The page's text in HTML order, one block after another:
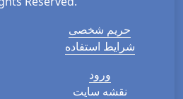
حریم شخصی
شرایط استفاده
ورود
نقشه سایت